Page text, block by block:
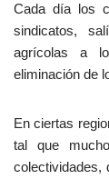
Cada día los
sindicatos,
agrícolas a
eliminación de
En ciertas
tal que
colectividades,